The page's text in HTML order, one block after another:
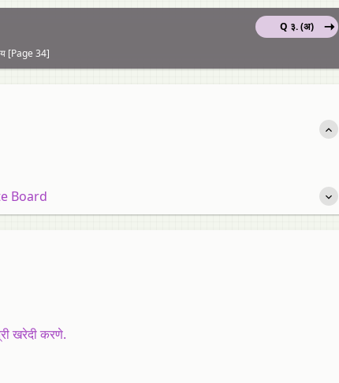
Q ३. (अ)
[Page 34]
Board
खरेदी करणे.